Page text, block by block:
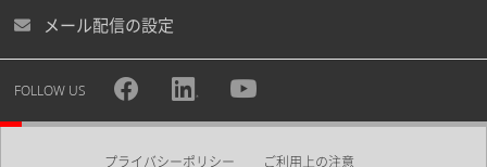
メール配信の設定
FOLLOW US
プライバシーポリシー ご利用上の注意